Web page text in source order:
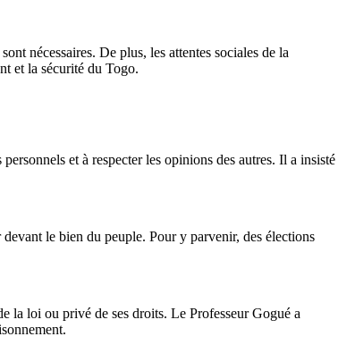
nécessaires. De plus, les attentes sociales de la
et la sécurité du Togo.
et à respecter les opinions des autres. Il a insisté
le bien du peuple. Pour y parvenir, des élections
la loi ou privé de ses droits. Le Professeur Gogué a